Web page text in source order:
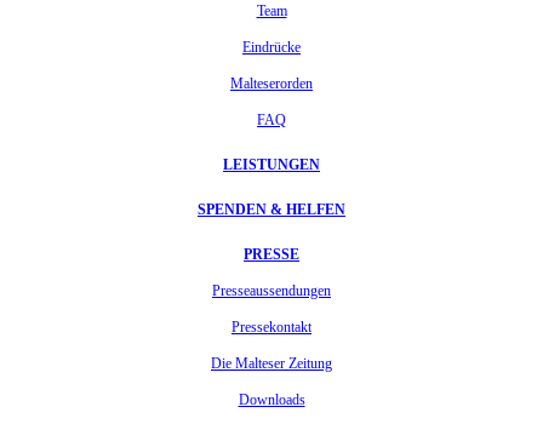
Team
Eindrücke
Malteserorden
FAQ
LEISTUNGEN
SPENDEN & HELFEN
PRESSE
Presseaussendungen
Pressekontakt
Die Malteser Zeitung
Downloads